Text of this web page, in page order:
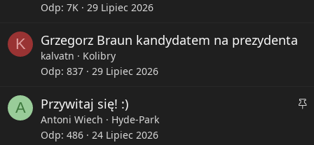
Odp 7K 29 Lipiec 2026
K Grzegorz Braun kandydatem na prezydenta
kalvatn
Kolibry
Odp 837 29 Lipiec 2026
A
P
Przywitaj się! :)
Antoni Wiech
Hyde-Park
Odp 486 24 Lipiec 2026